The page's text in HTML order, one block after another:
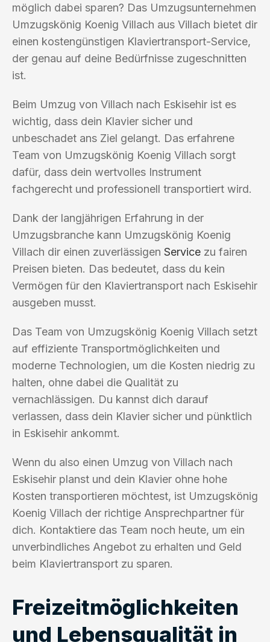
möglich dabei sparen? Das Umzugsunternehmen
Umzugskönig Koenig Villach aus Villach bietet dir
einen kostengünstigen Klaviertransport-Service,
der genau auf deine Bedürfnisse zugeschnitten
ist.
Beim Umzug von Villach nach Eskisehir ist es
wichtig, dass dein Klavier sicher und
unbeschadet ans Ziel gelangt. Das erfahrene
Team von Umzugskönig Koenig Villach sorgt
dafür, dass dein wertvolles Instrument
fachgerecht und professionell transportiert wird.
Dank der langjährigen Erfahrung in der
Umzugsbranche kann Umzugskönig Koenig
Villach dir einen zuverlässigen Service zu fairen
Preisen bieten. Das bedeutet, dass du kein
Vermögen für den Klaviertransport nach Eskisehir
ausgeben musst.
Das Team von Umzugskönig Koenig Villach setzt
auf effiziente Transportmöglichkeiten und
moderne Technologien, um die Kosten niedrig zu
halten, ohne dabei die Qualität zu
vernachlässigen. Du kannst dich darauf
verlassen, dass dein Klavier sicher und pünktlich
in Eskisehir ankommt.
Wenn du also einen Umzug von Villach nach
Eskisehir planst und dein Klavier ohne hohe
Kosten transportieren möchtest, ist Umzugskönig
Koenig Villach der richtige Ansprechpartner für
dich. Kontaktiere das Team noch heute, um ein
unverbindliches Angebot zu erhalten und Geld
beim Klaviertransport zu sparen.
Freizeitmöglichkeiten
und Lebensqualität in